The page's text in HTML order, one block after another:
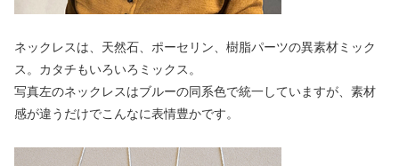
ネックレスは、天然石、ポーセリン、樹脂パーツの異素材ミック
ス。カタチもいろいろミックス。
写真左のネックレスはブルーの同系色で統一していますが、素材
感が違うだけでこんなに表情豊かです。